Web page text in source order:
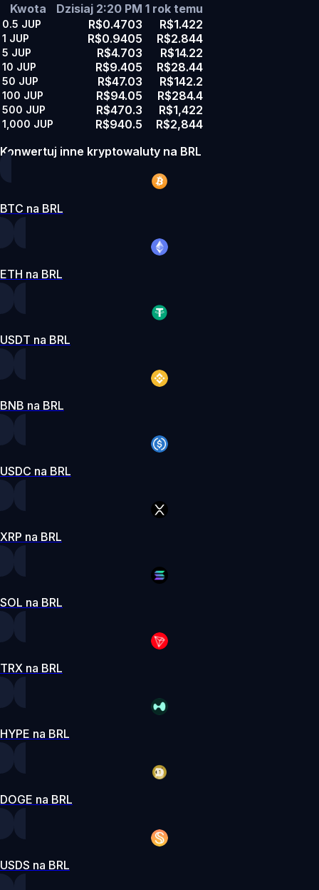
Kwota
Dzisiaj 2:20 PM 1 rok temu
0.5 JUP R$0.4703 R$1.422
1 JUP R$0.9405 R$2.844
5 JUP R$4.703 R$14.22
10 JUP R$9.405 R$28.44
50 JUP R$47.03 R$142.2
100 JUP R$94.05 R$284.4
500 JUP R$470.3 R$1,422
1,000 JUP R$940.5
R$2,844
Konwertuj inne kryptowaluty na BRL
BTC na BRL
ETH na BRL
USDT na BRL
BNB na BRL
USDC na BRL
XRP na BRL
SOL na BRL
TRX na BRL
HYPE na BRL
DOGE na BRL
USDS na BRL